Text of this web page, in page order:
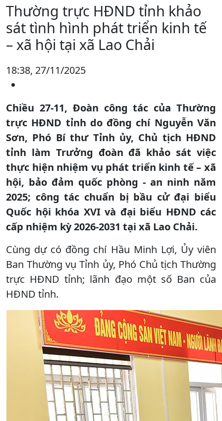
Thường trực HĐND tỉnh khảo
sát tình hình phát triển kinh tế
– xã hội tại xã Lao Chải
18:38, 27/11/2025
Chiều 27-11, Đoàn công tác của Thường
trực HĐND tỉnh do đồng chí Nguyễn Văn
Sơn, Phó Bí thư Tỉnh ủy, Chủ tịch HĐND
tỉnh làm Trưởng đoàn đã khảo sát việc
thực hiện nhiệm vụ phát triển kinh tế – xã
hội, bảo đảm quốc phòng - an ninh năm
2025; công tác chuẩn bị bầu cử đại biểu
Quốc hội khóa XVI và đại biểu HĐND các
cấp nhiệm kỳ 2026-2031 tại xã Lao Chải.
Cùng dự có đồng chí Hầu Minh Lợi, Ủy viên
Ban Thường vụ Tỉnh ủy, Phó Chủ tịch Thường
trực HĐND tỉnh; lãnh đạo một số Ban của
HĐND tỉnh.